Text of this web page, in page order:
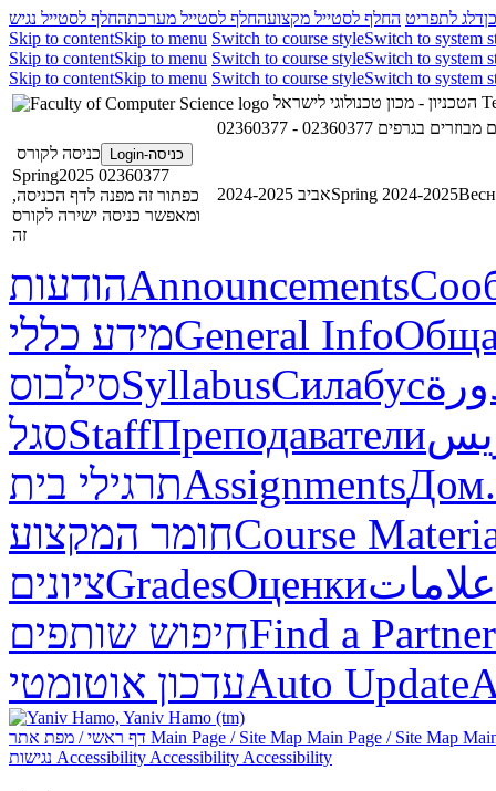
דלג לתפריט החלף לסטייל מקצועהחלף לסטייל מערכתהחלף לסטייל נגיש
Skip to contentSkip to menu Switch to course styleSwitch to system
Skip to contentSkip to menu Switch to course styleSwitch to system
Skip to contentSkip to menu Switch to course styleSwitch to system
מבוזרים בגרפים
כניסה-Login
כניסה לקורס
02360377 Spring2025
כפתור זה מפנה לדף הכניסה,
ומאפשר כניסה ישירה לקורס
זה
אביב 2024-2025Spring 2024-2025
הודעותAnnouncements
מידע כלליGeneral Info
סילבוסSyllabusСилабус
סגלStaffПреподаватели
תרגילי ביתAssignmentsДом.
חומר המקצועCourse
ציוניםGradesОценкиعلامات
חיפוש שותפיםFind a Partner
עדכון אוטומטיAuto Update
Main Page / Site Map Main Page / Site Map
Accessibility Accessibility Accessibility